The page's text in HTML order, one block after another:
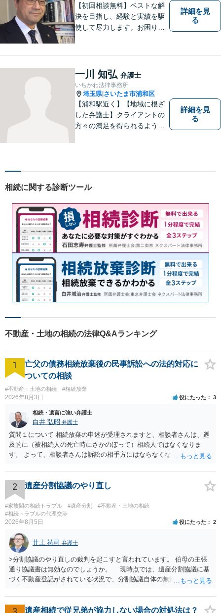
り】
【初回相談無料】ベストな解
決を目指し、経験と実績を駆
使して尽力します。お困りの
詳細を見
る
一川 知弘 弁護士
いちかわ法律事務所
埼玉県| さいたま市浦和区
【浦和駅近く】【地域に根ざ
した弁護士】クライアントの
方々の満足を得られるよう最
応可能。【明確な料金体系】
は、どうぞお気軽にご相談く
ださい。
詳細を見
る
相続に関する診断ツール
不動産・土地の相続の法律Q&Aランキング
1
亡父の債務相続放棄後の民事訴訟への法的対応に
ついての相談
#不動産・土地の相続 #相続放棄
2026年8月3日 役にたった 3
相続・遺言に強い弁護士
白井 弘昭 弁護士
質問１について 相続放棄の申述が受理されますと、相談者さんは、遡
及的に（被相続人の死亡時にさかのぼって）相続人ではなくなりま
す。 よって、相談者さんは訴訟の相手方にはならなくなるので（明け
理証明を家庭裁判所で取得し、コピーを答弁書に添えて裁判所に提出
してください。 質問２について 請求棄却を求める答弁書を提出すれ
ば、第１回期日は出席する必要がありません。その日は差支え（用事
があり出席できない）との記載で十分です。 質問３について 弁護士で
はないので、ｍｉｎｔｓでの提出の必要は無いと思います。郵送（期
限までに届けばよい）で十分です。 詳細は、書面記載の裁判所書記官
にお問い合わせください。 以上、ご参考まで。
2 遺産分割協議のやり直し
#家族間の相続トラブル #遺産分割
#不動産・土地の相続
#相続トラブルの代理交渉
2026年8月5日 役にたった 2
井上 祐司 弁護士
>分割協議のやり直しの裁判を起こすと言われています。 伯母の主張
通り協議書は無効なのでしょうか。 現時点では、遺産分割協議に基
づく不動産登記がされている状況で、分割協議自体の無効を裁判所が
方の訴訟の主張及び立証次第ですが、 ・御祖母様の認知能力に関する
医師の意見書、筆跡鑑定 が提出されればその効力が否定される可能性
遺産相続で従兄弟が協力しない場合の対処法は？